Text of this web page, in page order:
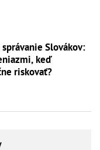
Slovákov:
keď
riskovať?